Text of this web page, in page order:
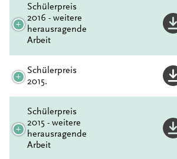
Schülerpreis
2016 - weitere
herausragende
Arbeit
Schülerpreis
2015.
Schülerpreis
2015 - weitere
herausragende
Arbeit